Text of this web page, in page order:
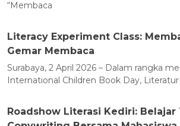
“Membaca
Literacy Experiment Class:
Gemar Membaca
Surabaya, 2 April 2026 – Dalam rangka
International Children Book Day,
Roadshow Literasi Kediri: Belajar